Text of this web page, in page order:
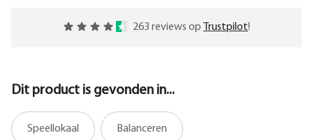
263 reviews op Trustpilot!
Dit product is gevonden in...
Speellokaal Balanceren